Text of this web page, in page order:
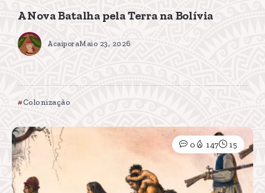
A Nova Batalha pela Terra na Bolívia
AcaiporaMaio 23, 2026
Colonização
0 147 15